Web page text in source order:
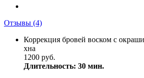
Отзывы (4)
Коррекция бровей воском с
хна
1200 руб.
Длительность: 30 мин.